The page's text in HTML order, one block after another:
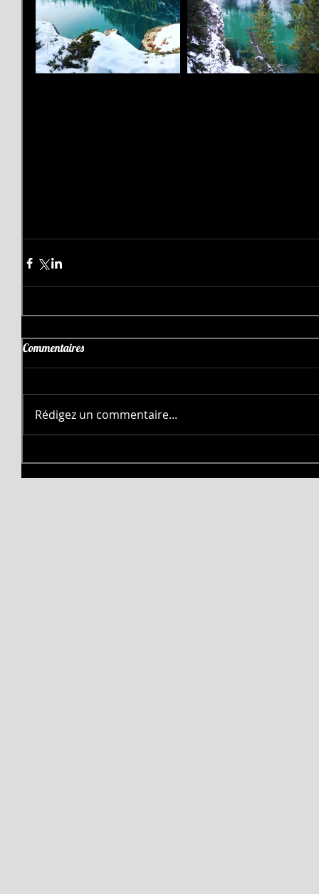
Commentaires
Rédigez un commentaire...